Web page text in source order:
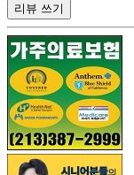
리뷰 쓰기